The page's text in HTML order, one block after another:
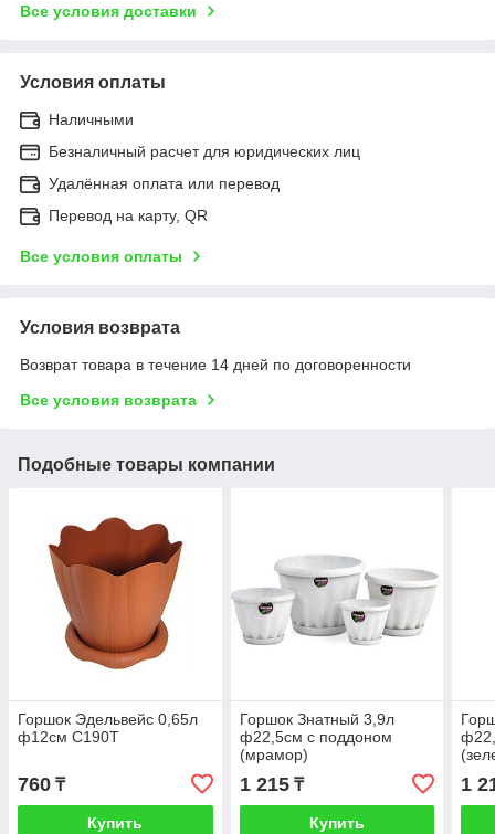
Все условия доставки
Условия оплаты
Наличными
Безналичный расчет для юридических лиц
Удалённая оплата или перевод
Перевод на карту, QR
Все условия оплаты
Условия возврата
Возврат товара в течение 14 дней по договоренности
Все условия возврата
Подобные товары компании
Горшок Эдельвейс 0,65л
ф12см С190Т
760 ₸
Купить
Горшок Знатный 3,9л
ф22,5см с поддоном
(мрамор)
1 215₸
Купить
1